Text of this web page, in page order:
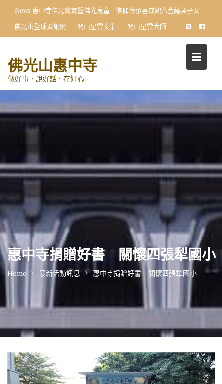
content
News 惠中寺佛光寶寶暨佛光兒童 信仰傳承喜成觀音菩薩契子女
佛光山全球資訊網
開山星雲文集 開山星雲大師
佛光山惠中寺
做好事．說好話．存好心
惠中寺捐贈好書 關懷四張犁國小
Home 最新活動訊息 惠中寺捐贈好書 關懷四張犁國小